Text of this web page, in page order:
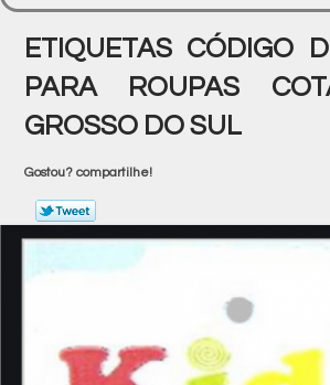
ETIQUETAS CÓDIGO
PARA ROUPAS
GROSSO DO SUL
Gostou? compartilhe!